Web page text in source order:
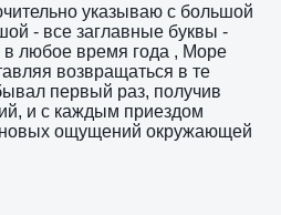
указываю с большой
- все заглавные буквы -
любое время года , Море
возвращаться в те
первый раз, получив
и с каждым приездом
новых ощущений окружающей